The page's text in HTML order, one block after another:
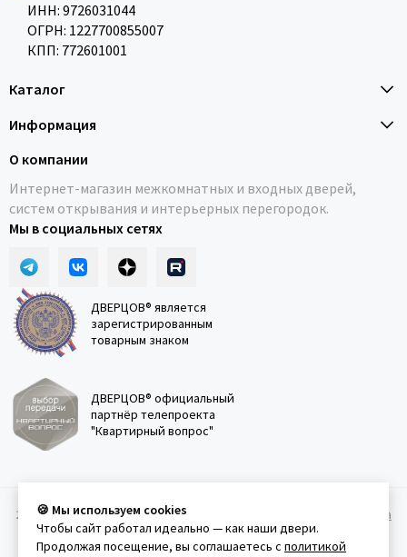
ИНН: 9726031044
ОГРН: 1227700855007
КПП: 772601001
Каталог
Информация
О компании
Интернет-магазин межкомнатных и входных дверей,
систем открывания и интерьерных перегородок.
Мы в социальных сетях
ДВЕРЦОВ® является
зарегистрированным
товарным знаком
ДВЕРЦОВ® официальный
партнёр телепроекта
"Квартирный вопрос"
2011-2026 © Дверцов. Карта сайта
Политика
конфеденциальности Условия использования сайта
🍪 Мы используем cookies
Чтобы сайт работал идеально — как наши двери.
Продолжая посещение, вы соглашаетесь с политикой